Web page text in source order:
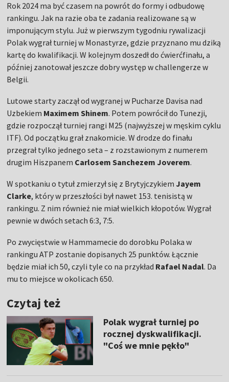
Rok 2024 ma być czasem na powrót do formy i odbudowę
rankingu. Jak na razie oba te zadania realizowane są w
imponującym stylu. Już w pierwszym tygodniu rywalizacji
Polak wygrał turniej w Monastyrze, gdzie przyznano mu dziką
kartę do kwalifikacji. W kolejnym doszedł do ćwierćfinału, a
później zanotował jeszcze dobry występ w challengerze w
Belgii.
Lutowe starty zaczął od wygranej w Pucharze Davisa nad
Uzbekiem Maximem Shinem. Potem powrócił do Tunezji,
gdzie rozpoczął turniej rangi M25 (najwyższej w męskim cyklu
ITF). Od początku grał znakomicie. W drodze do finału
przegrał tylko jednego seta – z rozstawionym z numerem
drugim Hiszpanem Carlosem Sanchezem Joverem.
W spotkaniu o tytuł zmierzył się z Brytyjczykiem Jayem
Clarke, który w przeszłości był nawet 153. tenisistą w
rankingu. Z nim również nie miał wielkich kłopotów. Wygrał
pewnie w dwóch setach 6:3, 7:5.
Po zwycięstwie w Hammamecie do dorobku Polaka w
rankingu ATP zostanie dopisanych 25 punktów. Łącznie
będzie miał ich 50, czyli tyle co na przykład Rafael Nadal. Da
mu to miejsce w okolicach 650.
Czytaj też
Polak wygrał turniej po
rocznej dyskwalifikacji.
"Coś we mnie pękło"